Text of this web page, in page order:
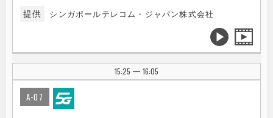
提供 シンガポールテレコム・ジャパン株式会社
15:25 | 16:05
A-07